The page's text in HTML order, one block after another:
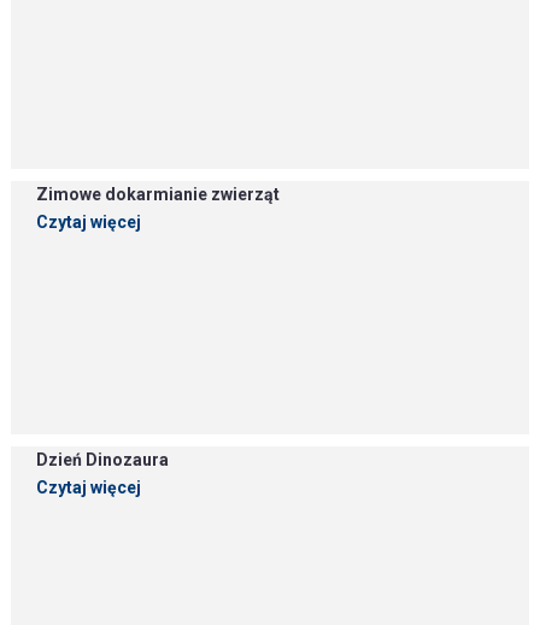
Zimowe dokarmianie zwierząt
Czytaj więcej
Dzień Dinozaura
Czytaj więcej